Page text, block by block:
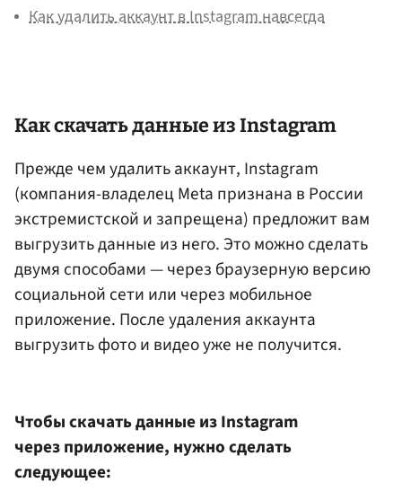
Как удалить аккаунт в Instagram навсегда
Как скачать данные из Instagram
Прежде чем удалить аккаунт, Instagram
(компания-владелец Meta признана в России
экстремистской и запрещена) предложит вам
выгрузить данные из него. Это можно сделать
двумя способами — через браузерную версию
социальной сети или через мобильное
приложение. После удаления аккаунта
выгрузить фото и видео уже не получится.
Чтобы скачать данные из Instagram
через приложение, нужно сделать
следующее: